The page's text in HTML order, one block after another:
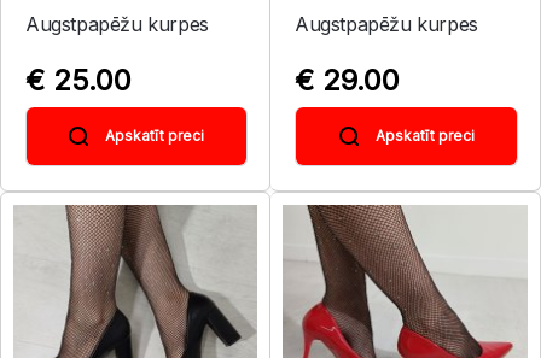
Augstpapēžu kurpes
€ 25.00
Apskatīt preci
Augstpapēžu kurpes
€ 29.00
Apskatīt preci